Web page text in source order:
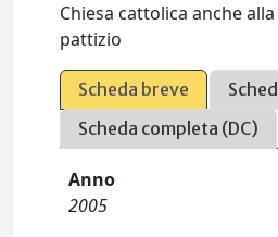
Chiesa cattolica anche
pattizio
Scheda breve
Scheda completa (DC)
Anno
2005